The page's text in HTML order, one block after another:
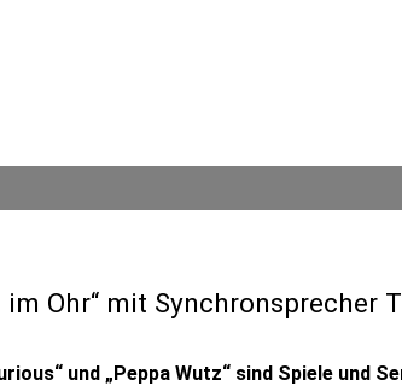
im Ohr“ mit Synchronsprecher
und „Peppa Wutz“ sind Spiele und